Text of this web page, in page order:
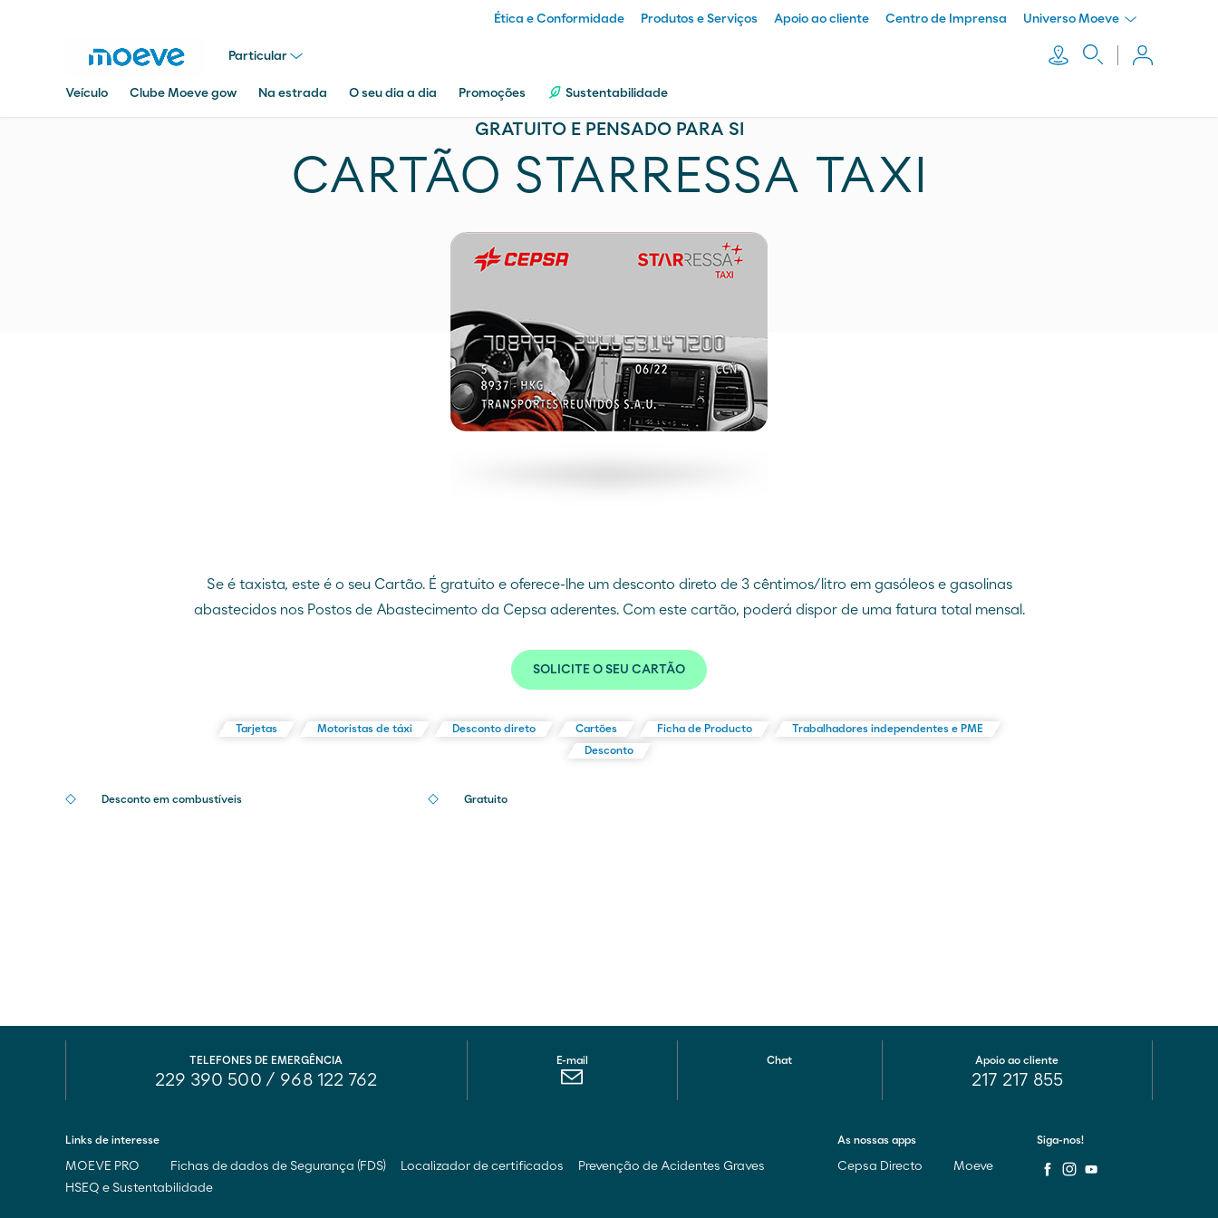
Ética e Conformidade Produtos e Serviços Apoio ao cliente Centro de Imprensa Universo Moeve
Particular
Veículo Clube Moeve gow Na estrada O seu dia a dia Promoções Sustentabilidade
em
Moeve.pt
GRATUITO E PENSADO PARA SI
CARTÃO STARRESSA TAXI
Se é taxista, este é o seu Cartão. É gratuito e oferece-lhe um desconto direto de 3 cêntimos/litro em gasóleos e gasolinas
abastecidos nos Postos de Abastecimento da Cepsa aderentes. Com este cartão, poderá dispor de uma fatura total mensal.
SOLICITE O SEU CARTÃO
Tarjetas Motoristas de táxi Desconto direto Cartões Ficha de Producto
Trabalhadores independentes e PME
Desconto
Desconto em combustíveis Gratuito
TELEFONES DE EMERGÊNCIA
229 390 500 / 968 122 762
E-mail Chat Apoio ao cliente
217 217 855
Links de interesse
MOEVE PRO Fichas de dados de Segurança (FDS) Localizador de certificados
Prevenção de Acidentes Graves
HSEQ e Sustentabilidade
As nossas apps
Cepsa Directo Moeve
Siga-nos!